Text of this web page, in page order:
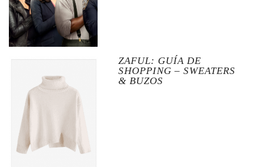
ZAFUL: GUÍA DE
SHOPPING – SWEATERS
& BUZOS